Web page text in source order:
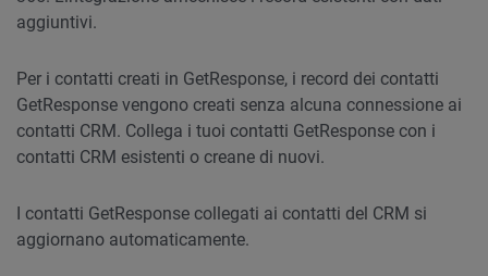
aggiuntivi.
Per i contatti creati in GetResponse, i record dei contatti
GetResponse vengono creati senza alcuna connessione ai
contatti CRM. Collega i tuoi contatti GetResponse con i
contatti CRM esistenti o creane di nuovi.
I contatti GetResponse collegati ai contatti del CRM si
aggiornano automaticamente.